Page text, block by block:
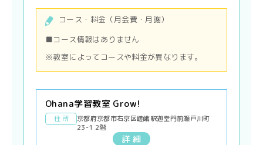
コース・料金（月会費・月謝）
■コース情報はありません
※教室によってコースや料金が異なります。
Ohana学習教室 Grow!
住 所
京都府京都市右京区嵯峨釈迦堂門前瀬戸川町
23-1 2階
詳 細